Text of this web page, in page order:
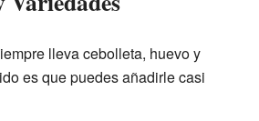
lleva cebolleta, huevo y
es que puedes añadirle casi